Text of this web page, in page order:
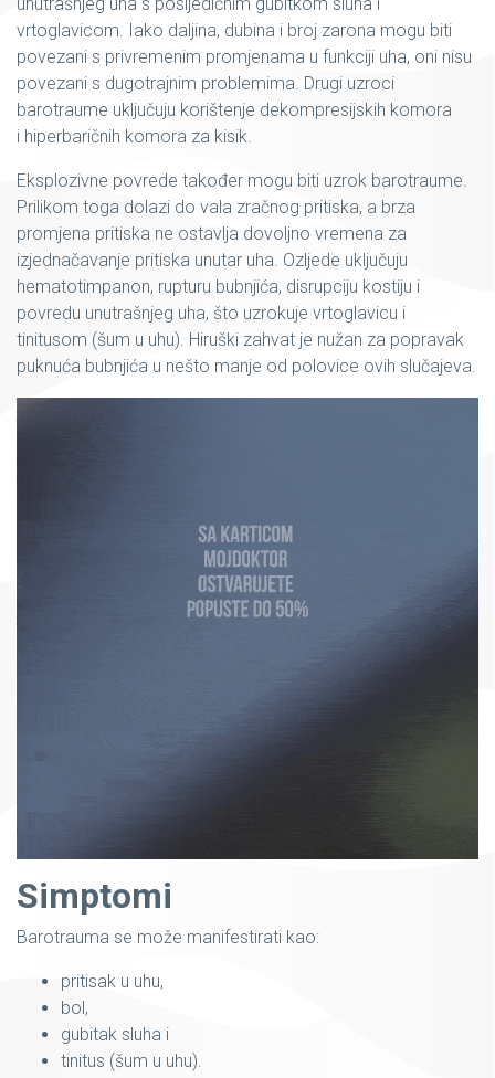
vrtoglavicom. Iako daljina, dubina i broj zarona mogu biti
povezani s privremenim promjenama u funkciji uha, oni nisu
povezani s dugotrajnim problemima. Drugi uzroci
barotraume uključuju korištenje dekompresijskih komora
i hiperbaričnih komora za kisik.
Eksplozivne povrede također mogu biti uzrok barotraume.
Prilikom toga dolazi do vala zračnog pritiska, a brza
promjena pritiska ne ostavlja dovoljno vremena za
izjednačavanje pritiska unutar uha. Ozljede uključuju
hematotimpanon, rupturu bubnjića, disrupciju kostiju i
povredu unutrašnjeg uha, što uzrokuje vrtoglavicu i
tinitusom (šum u uhu). Hiruški zahvat je nužan za popravak
puknuća bubnjića u nešto manje od polovice ovih slučajeva.
Simptomi
Barotrauma se može manifestirati kao:
pritisak u uhu,
bol,
gubitak sluha i
tinitus (šum u uhu).